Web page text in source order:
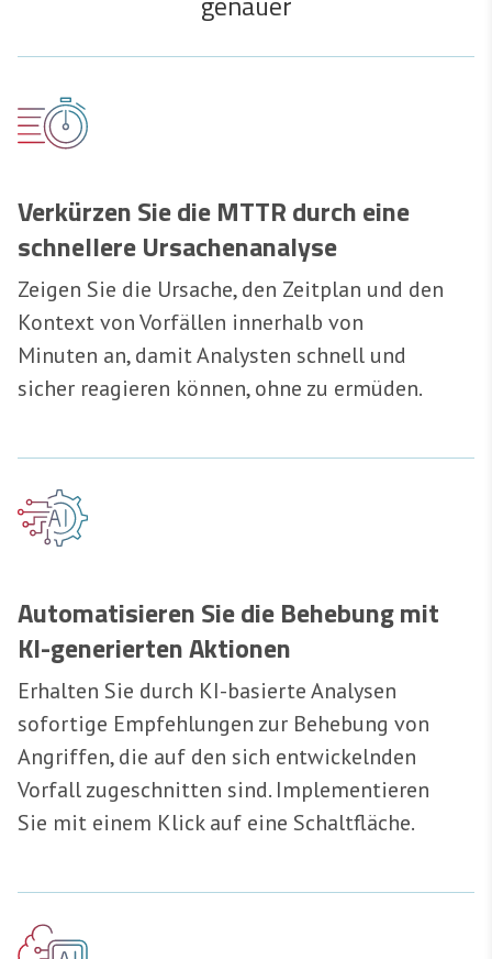
Verkürzen Sie die MTTR durch eine
schnellere Ursachenanalyse
Zeigen Sie die Ursache, den Zeitplan und den
Kontext von Vorfällen innerhalb von
Minuten an, damit Analysten schnell und
sicher reagieren können, ohne zu ermüden.
Automatisieren Sie die Behebung mit
KI-generierten Aktionen
Erhalten Sie durch KI-basierte Analysen
sofortige Empfehlungen zur Behebung von
Angriffen, die auf den sich entwickelnden
Vorfall zugeschnitten sind. Implementieren
Sie mit einem Klick auf eine Schaltfläche.